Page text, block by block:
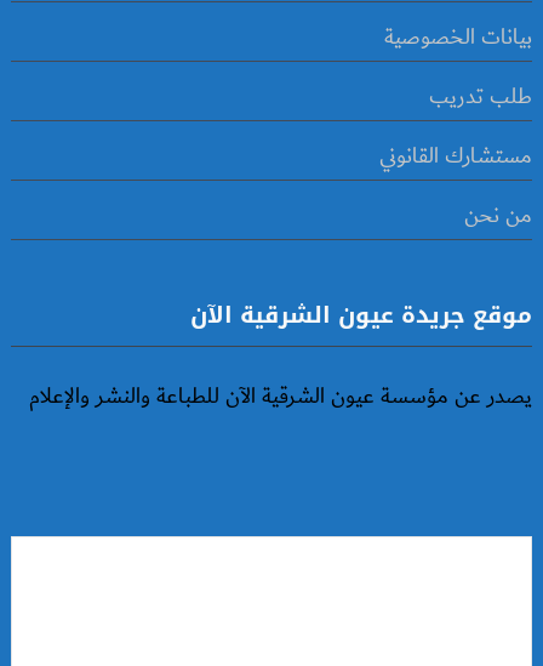
بيانات الخصوصية
طلب تدريب
مستشارك القانوني
من نحن
موقع جريدة عيون الشرقية الآن
يصدر عن مؤسسة عيون الشرقية الآن للطباعة والنشر والإعلام